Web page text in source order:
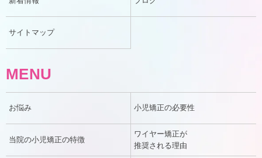
サイトマップ
MENU
お悩み 小児矯正の必要性
当院の小児矯正の特徴
ワイヤー矯正が
推奨される理由